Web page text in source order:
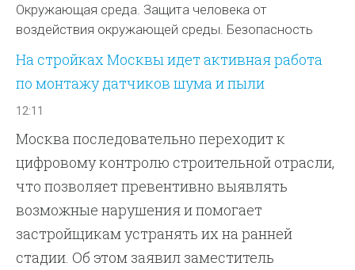
Окружающая среда. Защита человека от
воздействия окружающей среды. Безопасность
На стройках Москвы идет активная работа
по монтажу датчиков шума и пыли
12:11
Москва последовательно переходит к
цифровому контролю строительной отрасли,
что позволяет превентивно выявлять
возможные нарушения и помогает
застройщикам устранять их на ранней
стадии. Об этом заявил заместитель